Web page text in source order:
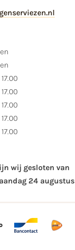
wij gesloten van
24 augustus